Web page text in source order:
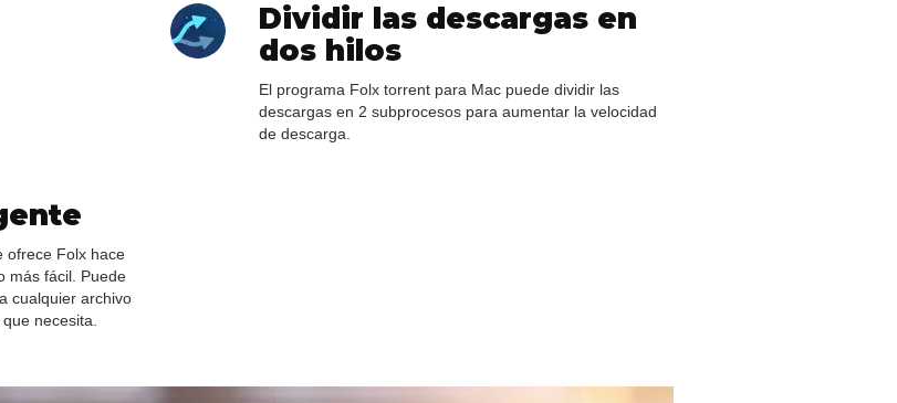
Dividir las descargas en
dos hilos
El programa Folx torrent para Mac puede dividir las
descargas en 2 subprocesos para aumentar la velocidad
de descarga.
ofrece Folx hace
más fácil. Puede
cualquier archivo
necesita.